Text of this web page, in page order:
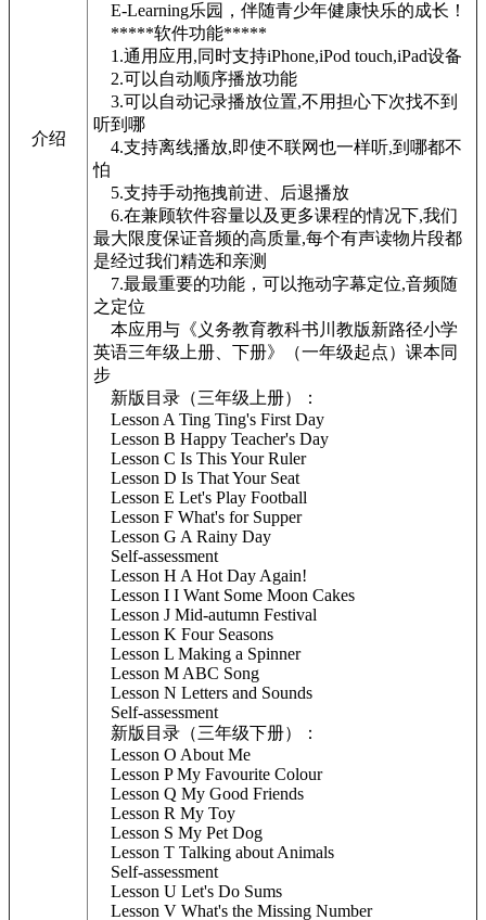
介绍
E-Learning乐园，伴随青少年健康快乐的成长！
*****软件功能*****
1.通用应用,同时支持iPhone,iPod touch,iPad设备
2.可以自动顺序播放功能
3.可以自动记录播放位置,不用担心下次找不到
听到哪
4.支持离线播放,即使不联网也一样听,到哪都不
怕
5.支持手动拖拽前进、后退播放
6.在兼顾软件容量以及更多课程的情况下,我们
最大限度保证音频的高质量,每个有声读物片段都
是经过我们精选和亲测
7.最最重要的功能，可以拖动字幕定位,音频随
之定位
本应用与《义务教育教科书川教版新路径小学
英语三年级上册、下册》（一年级起点）课本同
步
新版目录（三年级上册）：
Lesson A Ting Ting's First Day
Lesson B Happy Teacher's Day
Lesson C Is This Your Ruler
Lesson D Is That Your Seat
Lesson E Let's Play Football
Lesson F What's for Supper
Lesson G A Rainy Day
Self-assessment
Lesson H A Hot Day Again!
Lesson I I Want Some Moon Cakes
Lesson J Mid-autumn Festival
Lesson K Four Seasons
Lesson L Making a Spinner
Lesson M ABC Song
Lesson N Letters and Sounds
Self-assessment
新版目录（三年级下册）：
Lesson O About Me
Lesson P My Favourite Colour
Lesson Q My Good Friends
Lesson R My Toy
Lesson S My Pet Dog
Lesson T Talking about Animals
Self-assessment
Lesson U Let's Do Sums
Lesson V What's the Missing Number